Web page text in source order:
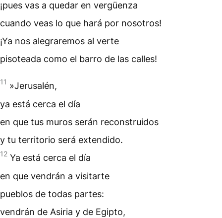
¡pues vas a quedar en vergüenza
cuando veas lo que hará por nosotros!
¡Ya nos alegraremos al verte
pisoteada como el barro de las calles!
11 »Jerusalén,
ya está cerca el día
en que tus muros serán reconstruidos
y tu territorio será extendido.
12 Ya está cerca el día
en que vendrán a visitarte
pueblos de todas partes:
vendrán de Asiria y de Egipto,